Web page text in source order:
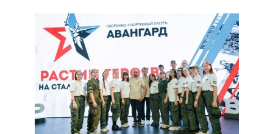
06 августа 2026 16:30
ВСЕ КАК ЕСТЬ. Политика
Зеленского: ложь, вранье и
провокация
06 августа 2026 16:25